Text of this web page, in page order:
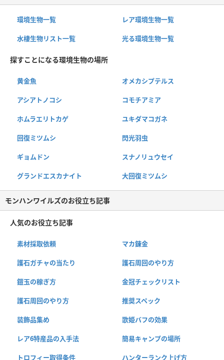
環境生物一覧 レア環境生物一覧
水棲生物リスト一覧 光る環境生物一覧
探すことになる環境生物の場所
黄金魚 オメカシプテルス
アシアトノコシ コモチアミア
ホムラエリトカゲ ユキダマコガネ
回復ミツムシ 閃光羽虫
ギョムドン スナノリュウセイ
グランドエスカナイト 大回復ミツムシ
モンハンワイルズのお役立ち記事
人気のお役立ち記事
素材採取依頼 マカ錬金
護石ガチャの当たり 護石周回のやり方
鎧玉の稼ぎ方 金冠チェックリスト
護石周回のやり方 推奨スペック
装飾品集め 歌姫バフの効果
レア6特産品の入手法 簡易キャンプの場所
トロフィー取得条件 ハンターランク上げ方